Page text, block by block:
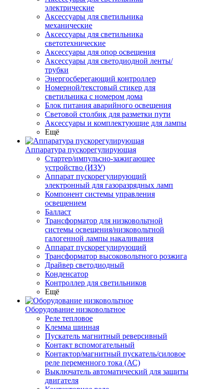
электрические
Аксессуары для светильника
механические
Аксессуары для светильника
светотехнические
Аксессуары для опор освещения
Аксессуары для светодиодной ленты/
трубки
Энергосберегающий контроллер
Номерной/текстовый стикер для
светильника с номером дома
Блок питания аварийного освещения
Световой столбик для разметки пути
Аксессуары и комплектующие для лампы
Ещё
Аппаратура пускорегулирующая
Стартер/импульсно-зажигающее
устройство (ИЗУ)
Аппарат пускорегулирующий
электронный для газоразрядных ламп
Компонент системы управления
освещением
Балласт
Трансформатор для низковольтной
системы освещения/низковольтной
галогенной лампы накаливания
Аппарат пускорегулирующий
Трансформатор высоковольтного розжига
Драйвер светодиодный
Конденсатор
Контроллер для светильников
Ещё
Оборудование низковольтное
Реле тепловое
Клемма шинная
Пускатель магнитный реверсивный
Контакт вспомогательный
Контактор/магнитный пускатель/силовое
реле переменного тока (АС)
Выключатель автоматический для защиты
двигателя